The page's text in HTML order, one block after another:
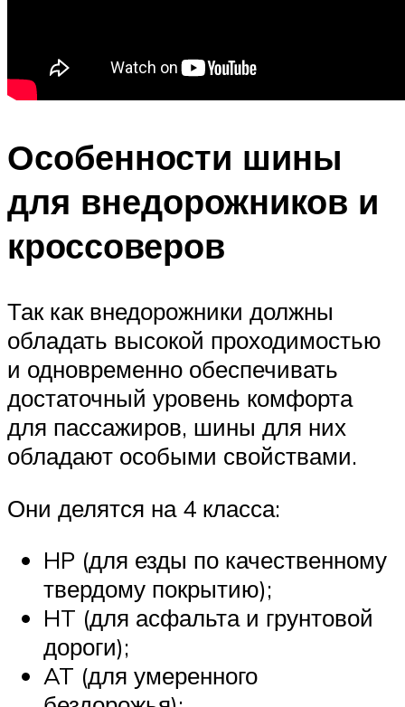
Особенности шины
для внедорожников и
кроссоверов
Так как внедорожники должны
обладать высокой проходимостью
и одновременно обеспечивать
достаточный уровень комфорта
для пассажиров, шины для них
обладают особыми свойствами.
Они делятся на 4 класса:
HP (для езды по качественному
твердому покрытию);
HT (для асфальта и грунтовой
дороги);
AT (для умеренного